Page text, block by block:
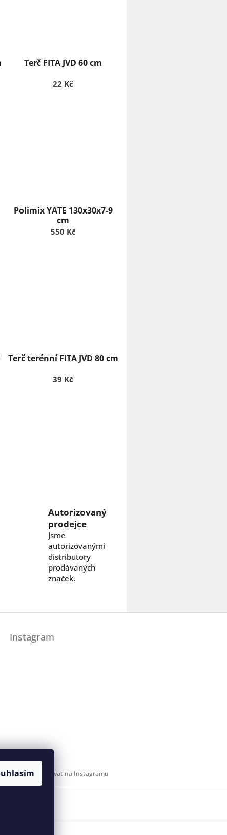
Terč FITA JVD 60 cm
22 Kč
Polimix YATE 130x30x7-9
cm
550 Kč
Terč terénní FITA JVD 80 cm
39 Kč
Autorizovaný
prodejce
Jsme
autorizovanými
distributory
prodávaných
značek.
Instagram
Sledovat na Instagramu